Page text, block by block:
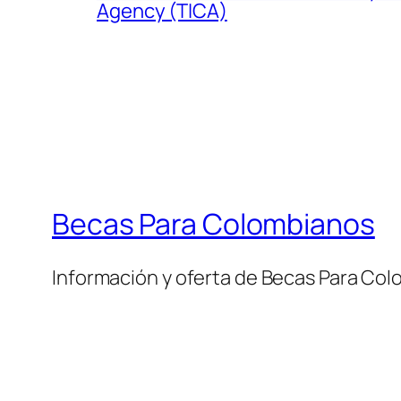
Agency (TICA)
Becas Para Colombianos
Información y oferta de Becas Para